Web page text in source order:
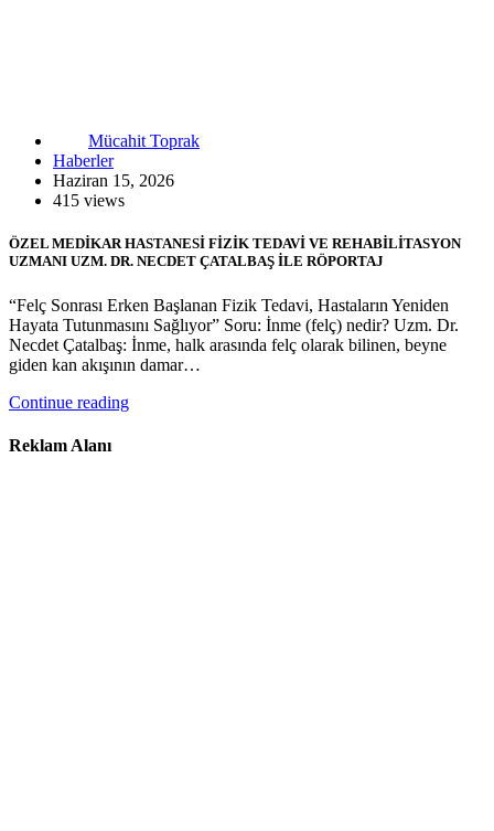
Mücahit Toprak
Haberler
Haziran 15, 2026
415 views
ÖZEL MEDİKAR HASTANESİ FİZİK TEDAVİ VE REHABİLİTASYON
UZMANI UZM. DR. NECDET ÇATALBAŞ İLE RÖPORTAJ
“Felç Sonrası Erken Başlanan Fizik Tedavi, Hastaların Yeniden
Hayata Tutunmasını Sağlıyor” Soru: İnme (felç) nedir? Uzm. Dr.
Necdet Çatalbaş: İnme, halk arasında felç olarak bilinen, beyne
giden kan akışının damar…
Continue reading
Reklam Alanı